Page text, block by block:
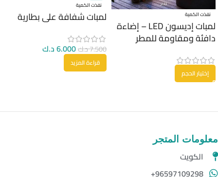
نفذت الكمية
لمبات إديسون LED – إضاءة
دافئة ومقاومة للمطر
إختيار الحجم
نفذت الكمية
لمبات شفافة على بطارية
7.500د.ك6.000د.ك
قراءة المزيد
معلومات المتجر
الكويت
96597109298+